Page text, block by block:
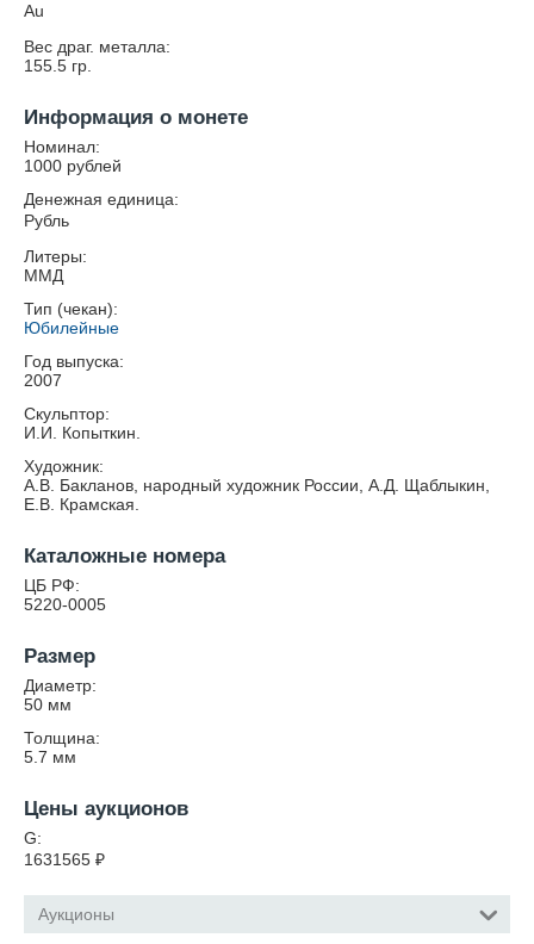
Au
Вес драг. металла:
155.5 гр.
Информация о монете
Номинал:
1000 рублей
Денежная единица:
Рубль
Литеры:
ММД
Тип (чекан):
Юбилейные
Год выпуска:
2007
Скульптор:
И.И. Копыткин.
Художник:
А.В. Бакланов, народный художник России, А.Д. Щаблыкин,
Е.В. Крамская.
Каталожные номера
ЦБ РФ:
5220-0005
Размер
Диаметр:
50 мм
Толщина:
5.7 мм
Цены аукционов
G:
1631565 ₽
Аукционы